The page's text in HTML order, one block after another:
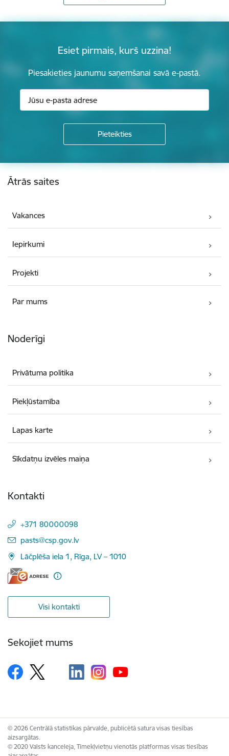
Esiet pirmais, kurš uzzina!
Piesakieties jaunumu saņemšanai savā e-pastā.
Kājene
Ātrās saites
Vakances
Iepirkumi
Projekti
Par mums
Noderīgi
Privātuma politika
Piekļūstamība
Lapas karte
Sīkdatņu izvēles maiņa
Kontakti
+371 80000098
E-pasts:
pasts@csp.gov.lv
Lāčplēša iela 1, Rīga, LV – 1010
Visi kontakti
Sekojiet mums
© 2026 Centrālā statistikas pārvalde, publicētā satura visas tiesības
aizsargātas.
© 2020 Valsts kanceleja, Tīmekļvietņu vienotās platformas visas tiesības